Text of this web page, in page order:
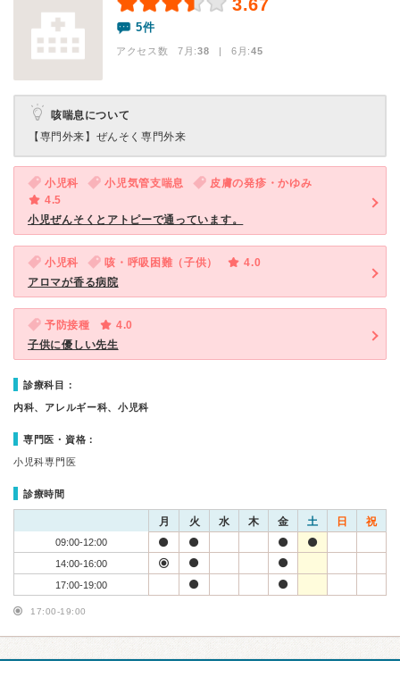
3.67
5件
アクセス数 7月:38 | 6月:45
咳喘息について
【専門外来】 ぜんそく専門外来
小児科 小児気管支喘息
皮膚の発疹・かゆみ
4.5
小児ぜんそくとアトピーで通っています。
小児科 咳・呼吸困難（子供）
4.0
アロマが香る病院
予防接種
4.0
子供に優しい先生
診療科目：
内科、アレルギー科、小児科
専門医・資格：
小児科専門医
診療時間
月 火 水 木 金 土 日 祝
09:00-12:00
14:00-16:00
17:00-19:00
17:00-19:00